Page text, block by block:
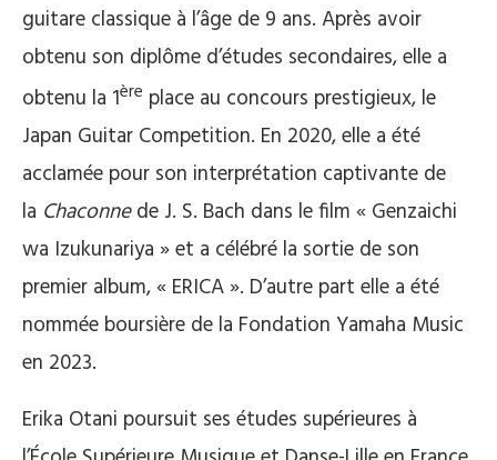
guitare classique à l’âge de 9 ans. Après avoir
obtenu son diplôme d’études secondaires, elle a
obtenu la 1ère place au concours prestigieux, le
Japan Guitar Competition. En 2020, elle a été
acclamée pour son interprétation captivante de
la Chaconnede J. S. Bach dans le film « Genzaichi
wa Izukunariya » et a célébré la sortie de son
premier album, « ERICA ». D’autre part elle a été
nommée boursière de la Fondation Yamaha Music
en 2023.
Erika Otani poursuit ses études supérieures à